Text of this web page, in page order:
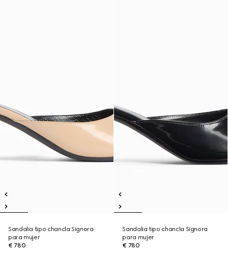
Sandalia tipo chancla Signora
para mujer
€ 780
Sandalia tipo chancla Signora
para mujer
€ 780